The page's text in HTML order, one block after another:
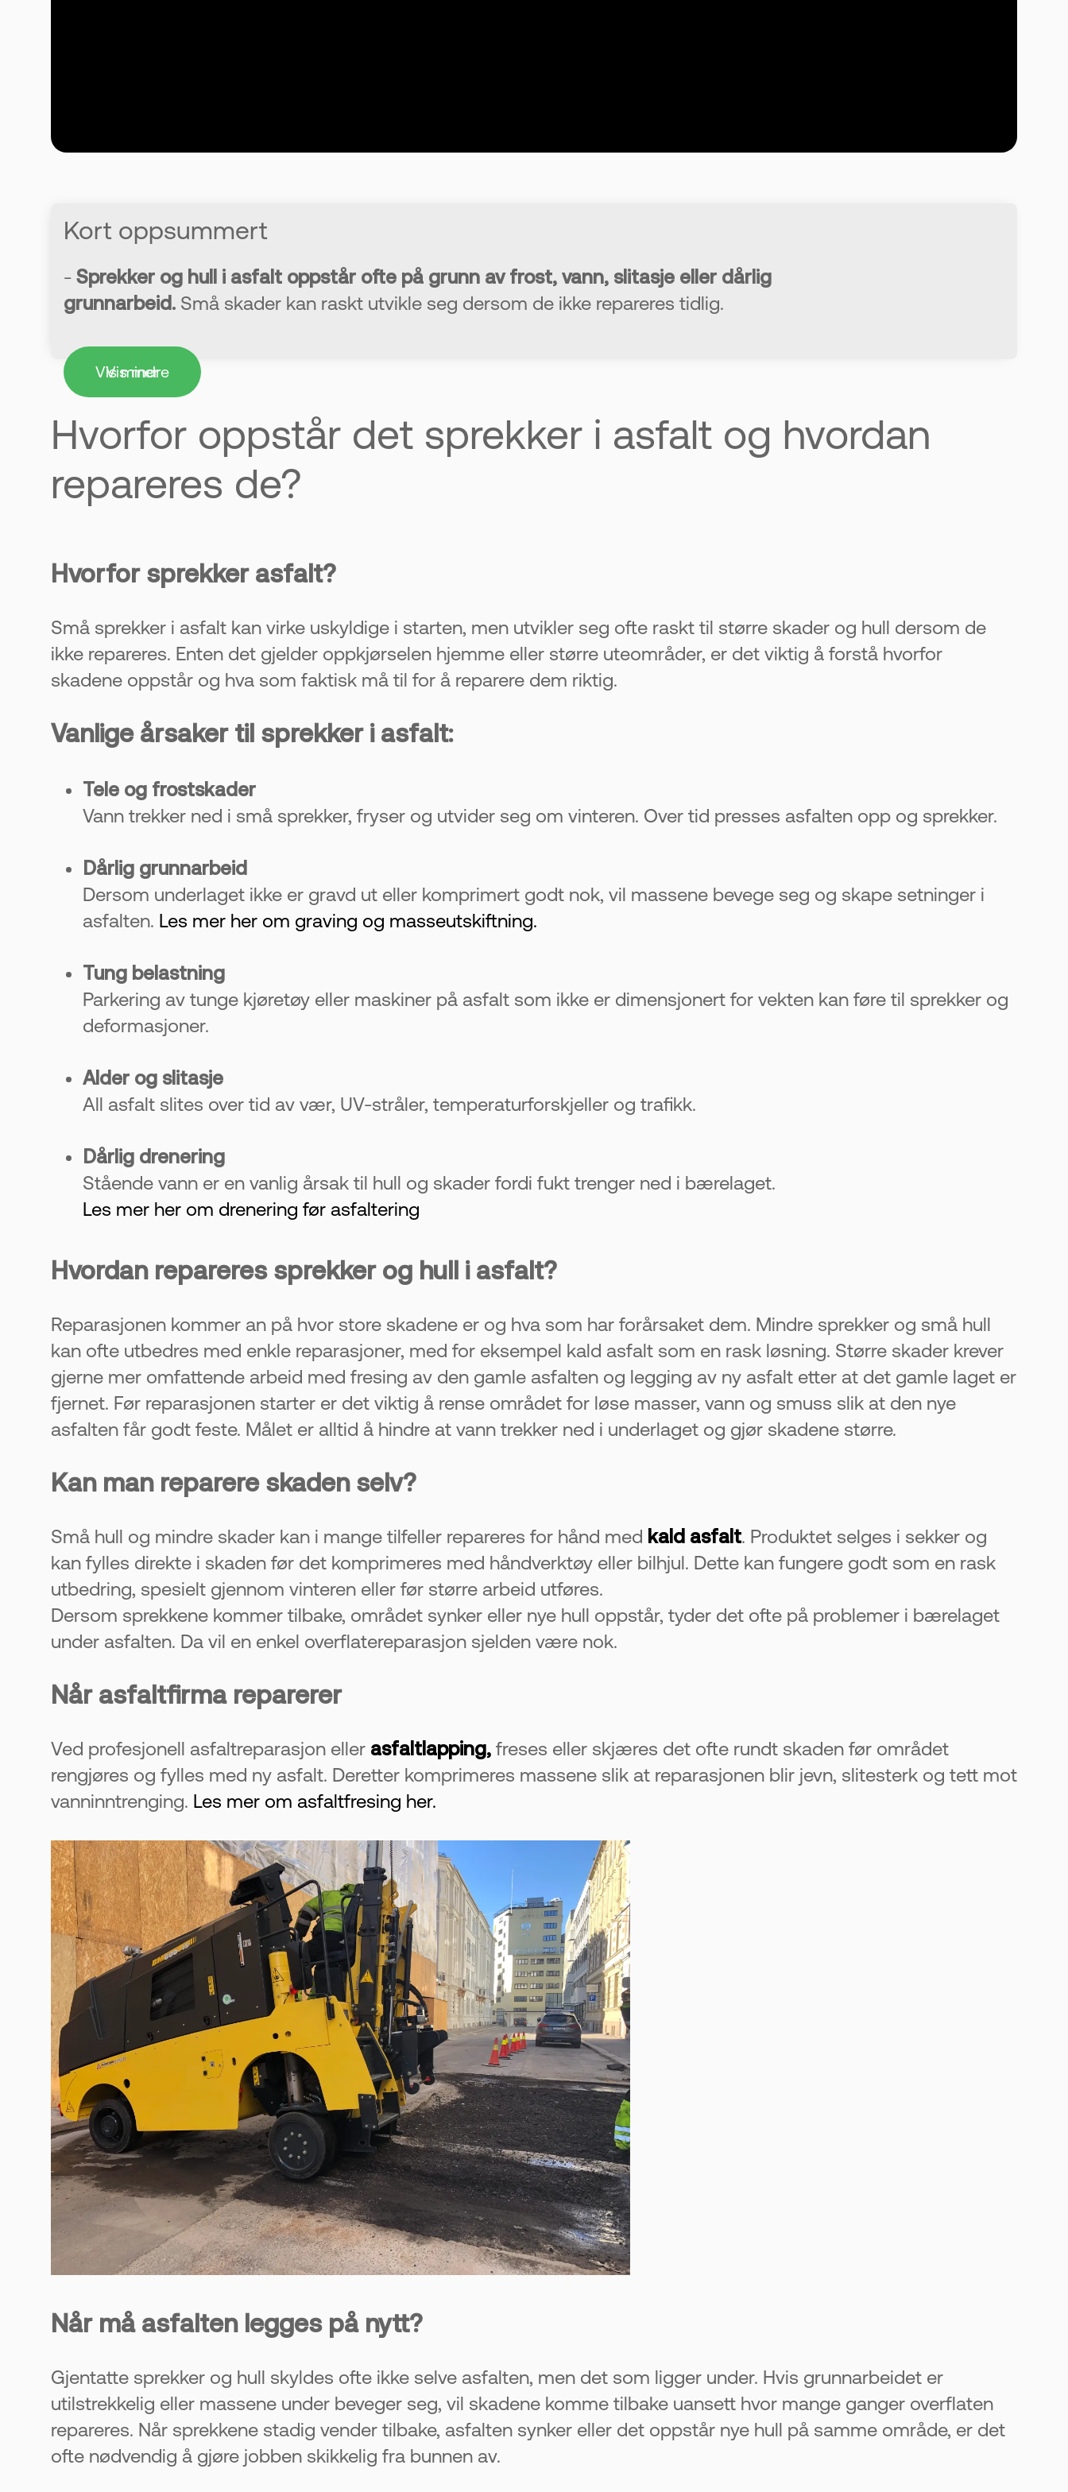
Kort oppsummert
- Sprekker og hull i asfalt oppstår ofte på grunn av frost, vann, slitasje eller dårlig
grunnarbeid. Små skader kan raskt utvikle seg dersom de ikke repareres tidlig.
-Mindre sprekker og hull kan ofte repareres med kald asfalt som en midlertidig
løsning.Dette kan være praktisk for små skader, men varer ikke alltid over tid.
- Ved større skader brukes vanligvis varm asfalt og asfaltlapping utført av fagfolk.
Da
repareres området mer grundig for å gi et jevnere og mer holdbart resultat.
Kommer sprekkene tilbake flere ganger, er problemet ofte under asfalten.
Godt grunnarbeid er nøkkelen til asfalt som varer lenge.
det være nødvendig å legge opp området på nytt for et varig resultat.
Vis mer
Vis mindre
Hvorfor oppstår det sprekker i asfalt og hvordan
repareres de?
Hvorfor sprekker asfalt?
Små sprekker i asfalt kan virke uskyldige i starten, men utvikler seg ofte raskt til større skader og hull dersom de
ikke repareres. Enten det gjelder oppkjørselen hjemme eller større uteområder, er det viktig å forstå hvorfor
skadene oppstår og hva som faktisk må til for å reparere dem riktig.
Vanlige årsaker til sprekker i asfalt:
Tele og frostskader
Vann trekker ned i små sprekker, fryser og utvider seg om vinteren. Over tid presses asfalten opp og sprekker.
Dårlig grunnarbeid
Dersom underlaget ikke er gravd ut eller komprimert godt nok, vil massene bevege seg og skape setninger i
asfalten. Les mer her om graving og masseutskiftning.
Tung belastning
Parkering av tunge kjøretøy eller maskiner på asfalt som ikke er dimensjonert for vekten kan føre til sprekker og
deformasjoner.
Alder og slitasje
All asfalt slites over tid av vær, UV-stråler, temperaturforskjeller og trafikk.
Dårlig drenering
Stående vann er en vanlig årsak til hull og skader fordi fukt trenger ned i bærelaget.
Les mer her om drenering før asfaltering
Hvordan repareres sprekker og hull i asfalt?
Reparasjonen kommer an på hvor store skadene er og hva som har forårsaket dem. Mindre sprekker og små hull
kan ofte utbedres med enkle reparasjoner, med for eksempel kald asfalt som en rask løsning. Større skader krever
gjerne mer omfattende arbeid med fresing av den gamle asfalten og legging av ny asfalt etter at det gamle laget er
fjernet. Før reparasjonen starter er det viktig å rense området for løse masser, vann og smuss slik at den nye
asfalten får godt feste. Målet er alltid å hindre at vann trekker ned i underlaget og gjør skadene større.
Kan man reparere skaden selv?
Små hull og mindre skader kan i mange tilfeller repareres for hånd med kald asfalt. Produktet selges i sekker og
kan fylles direkte i skaden før det komprimeres med håndverktøy eller bilhjul. Dette kan fungere godt som en rask
utbedring, spesielt gjennom vinteren eller før større arbeid utføres.
Dersom sprekkene kommer tilbake, området synker eller nye hull oppstår, tyder det ofte på problemer i bærelaget
under asfalten. Da vil en enkel overflatereparasjon sjelden være nok.
Når asfaltfirma reparerer
Ved profesjonell asfaltreparasjon eller asfaltlapping, freses eller skjæres det ofte rundt skaden før området
rengjøres og fylles med ny asfalt. Deretter komprimeres massene slik at reparasjonen blir jevn, slitesterk og tett mot
vanninntrenging. Les mer om asfaltfresing her.
Når må asfalten legges på nytt?
Gjentatte sprekker og hull skyldes ofte ikke selve asfalten, men det som ligger under. Hvis grunnarbeidet er
utilstrekkelig eller massene under beveger seg, vil skadene komme tilbake uansett hvor mange ganger overflaten
repareres. Når sprekkene stadig vender tilbake, asfalten synker eller det oppstår nye hull på samme område, er det
ofte nødvendig å gjøre jobben skikkelig fra bunnen av.